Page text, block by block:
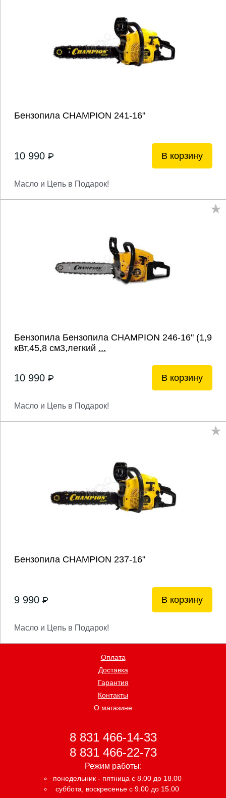
Бензопила CHAMPION 241-16"
10 990 P В корзину
Масло и Цепь в Подарок!
Бензопила Бензопила CHAMPION 246-16" (1,9
кВт,45,8 см3,легкий ...
10 990 P В корзину
Масло и Цепь в Подарок!
Бензопила CHAMPION 237-16"
9 990 P В корзину
Масло и Цепь в Подарок!
Оплата
Доставка
Гарантия
Контакты
О магазине
8 831 466-14-33
8 831 466-22-73
Режим работы:
понедельник - пятница с 8.00 до 18.00
суббота, воскресенье с 9.00 до 15.00